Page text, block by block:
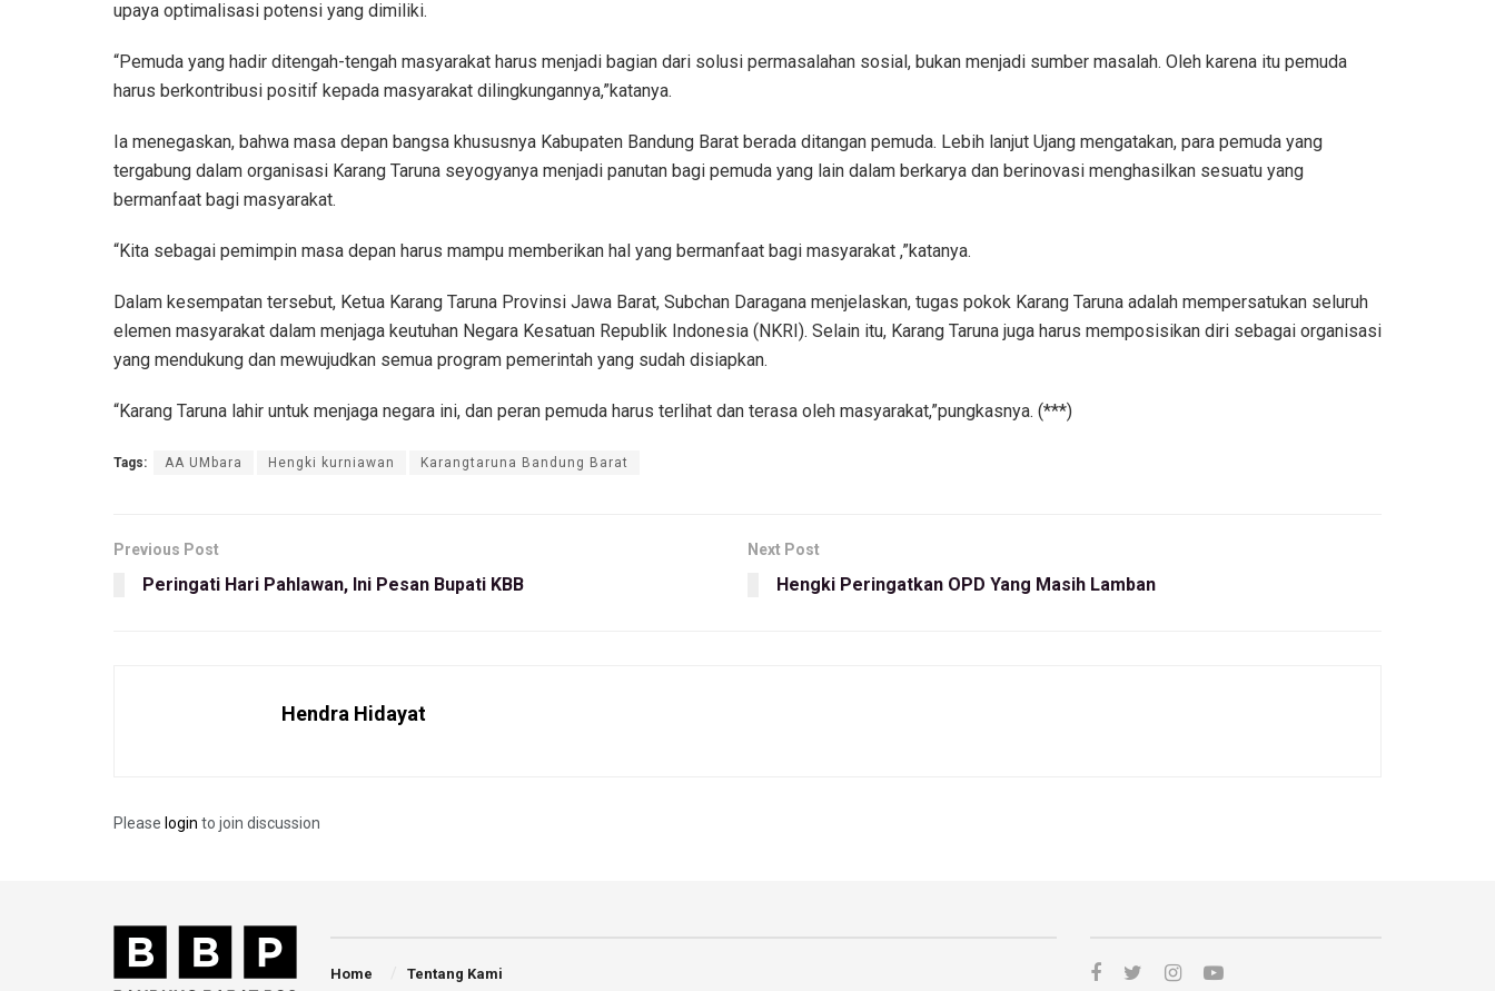
upaya optimalisasi potensi yang dimiliki.
“Pemuda yang hadir ditengah-tengah masyarakat harus menjadi bagian dari solusi permasalahan sosial, bukan menjadi sumber masalah. Oleh karena itu pemuda
harus berkontribusi positif kepada masyarakat dilingkungannya,”katanya.
Ia menegaskan, bahwa masa depan bangsa khususnya Kabupaten Bandung Barat berada ditangan pemuda. Lebih lanjut Ujang mengatakan, para pemuda yang
tergabung dalam organisasi Karang Taruna seyogyanya menjadi panutan bagi pemuda yang lain dalam berkarya dan berinovasi menghasilkan sesuatu yang
bermanfaat bagi masyarakat.
“Kita sebagai pemimpin masa depan harus mampu memberikan hal yang bermanfaat bagi masyarakat ,”katanya.
Dalam kesempatan tersebut, Ketua Karang Taruna Provinsi Jawa Barat, Subchan Daragana menjelaskan, tugas pokok Karang Taruna adalah mempersatukan seluruh
elemen masyarakat dalam menjaga keutuhan Negara Kesatuan Republik Indonesia (NKRI). Selain itu, Karang Taruna juga harus memposisikan diri sebagai organisasi
yang mendukung dan mewujudkan semua program pemerintah yang sudah disiapkan.
“Karang Taruna lahir untuk menjaga negara ini, dan peran pemuda harus terlihat dan terasa oleh masyarakat,”pungkasnya. (***)
Tags: AA UMbara Hengki kurniawan Karangtaruna Bandung Barat
Previous Post
Peringati Hari Pahlawan, Ini Pesan Bupati KBB
Next Post
Hengki Peringatkan OPD Yang Masih Lamban
Hendra Hidayat
Please login to join discussion
Home Tentang Kami